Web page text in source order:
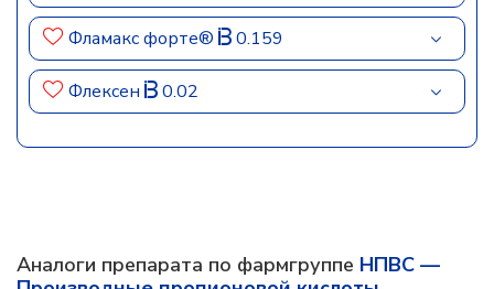
Фламакс форте® 0.159
Флексен 0.02
Аналоги препарата по фармгруппе НПВС —